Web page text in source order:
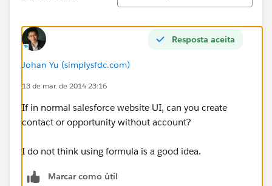
Resposta aceita
Johan Yu (simplysfdc.com)
13 de mar. de 2014 23:16
If in normal salesforce website UI, can you create
contact or opportunity without account?
I do not think using formula is a good idea.
Marcar como útil